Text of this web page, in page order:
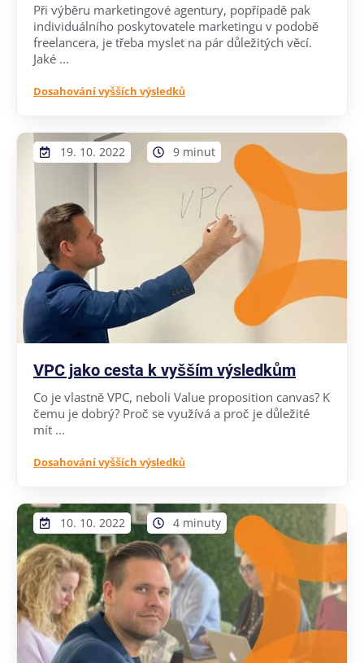
Při výběru marketingové agentury, popřípadě pak
individuálního poskytovatele marketingu v podobě
freelancera, je třeba myslet na pár důležitých věcí.
Jaké ...
Dosahování vyšších výsledků
19. 10. 2022 9 minut
VPC jako cesta k vyšším výsledkům
Co je vlastně VPC, neboli Value proposition canvas? K
čemu je dobrý? Proč se využívá a proč je důležité
mít ...
Dosahování vyšších výsledků
10. 10. 2022 4 minuty